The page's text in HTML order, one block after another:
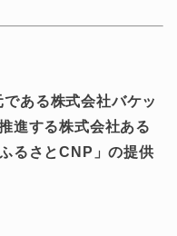
ある株式会社バケッ
進する株式会社ある
るさとCNP」の提供